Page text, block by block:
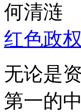
何清涟
红色政
无论是
第一的